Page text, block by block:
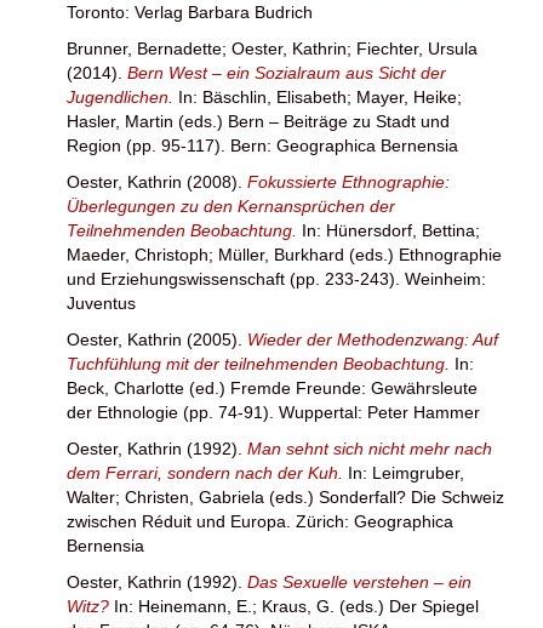
Toronto: Verlag Barbara Budrich
Brunner, Bernadette; Oester, Kathrin; Fiechter, Ursula
(2014). Bern West – ein Sozialraum aus Sicht der
Jugendlichen. In: Bäschlin, Elisabeth; Mayer, Heike;
Hasler, Martin (eds.) Bern – Beiträge zu Stadt und
Region (pp. 95-117). Bern: Geographica Bernensia
Oester, Kathrin (2008). Fokussierte Ethnographie:
Überlegungen zu den Kernansprüchen der
Teilnehmenden Beobachtung. In: Hünersdorf, Bettina;
Maeder, Christoph; Müller, Burkhard (eds.) Ethnographie
und Erziehungswissenschaft (pp. 233-243). Weinheim:
Juventus
Oester, Kathrin (2005). Wieder der Methodenzwang: Auf
Tuchfühlung mit der teilnehmenden Beobachtung. In:
Beck, Charlotte (ed.) Fremde Freunde: Gewährsleute
der Ethnologie (pp. 74-91). Wuppertal: Peter Hammer
Oester, Kathrin (1992). Man sehnt sich nicht mehr nach
dem Ferrari, sondern nach der Kuh. In: Leimgruber,
Walter; Christen, Gabriela (eds.) Sonderfall? Die Schweiz
zwischen Réduit und Europa. Zürich: Geographica
Bernensia
Oester, Kathrin (1992). Das Sexuelle verstehen – ein
Witz? In: Heinemann, E. ; Kraus, G. (eds.) Der Spiegel